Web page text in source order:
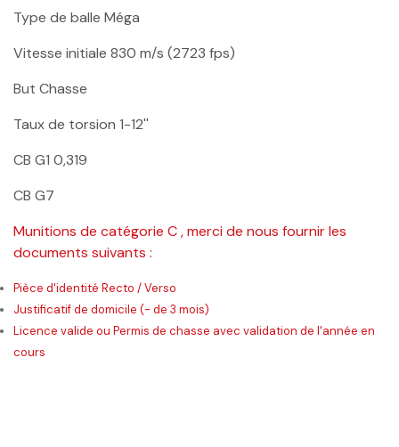
Type de balle Méga
Vitesse initiale 830 m/s (2723 fps)
But Chasse
Taux de torsion 1-12''
CB G1 0,319
CB G7
Munitions de catégorie C , merci de nous fournir les
documents suivants :
Pièce d'identité Recto / Verso
Justificatif de domicile (- de 3 mois)
Licence valide ou Permis de chasse avec validation de l'année en
cours